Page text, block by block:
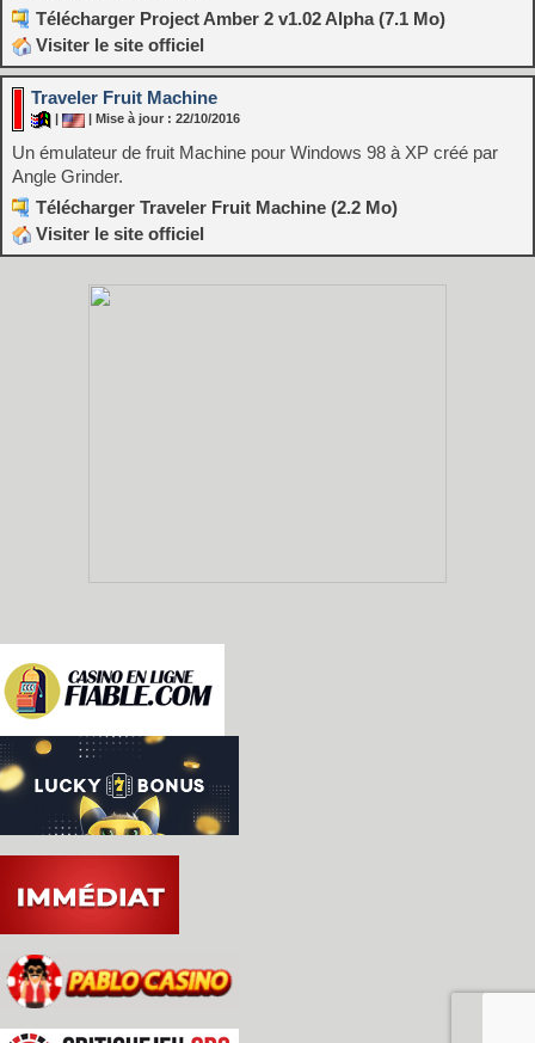
Télécharger Project Amber 2 v1.02 Alpha (7.1 Mo)
Visiter le site officiel
Traveler Fruit Machine
| Mise à jour : 22/10/2016
Un émulateur de fruit Machine pour Windows 98 à XP créé par
Angle Grinder.
Télécharger Traveler Fruit Machine (2.2 Mo)
Visiter le site officiel